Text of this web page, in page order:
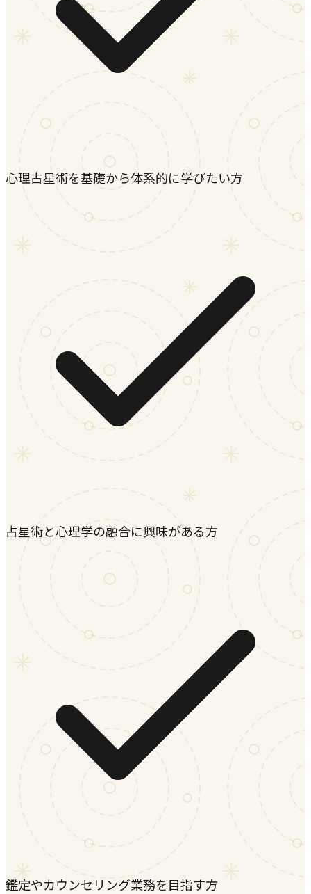
心理占星術を基礎から体系的に学びたい方
占星術と心理学の融合に興味がある方
鑑定やカウンセリング業務を目指す方